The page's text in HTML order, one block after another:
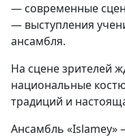
— современные
— выступления
ансамбля.
На сцене зрителей
национальные
традиций и
Ансамбль «Islamey»